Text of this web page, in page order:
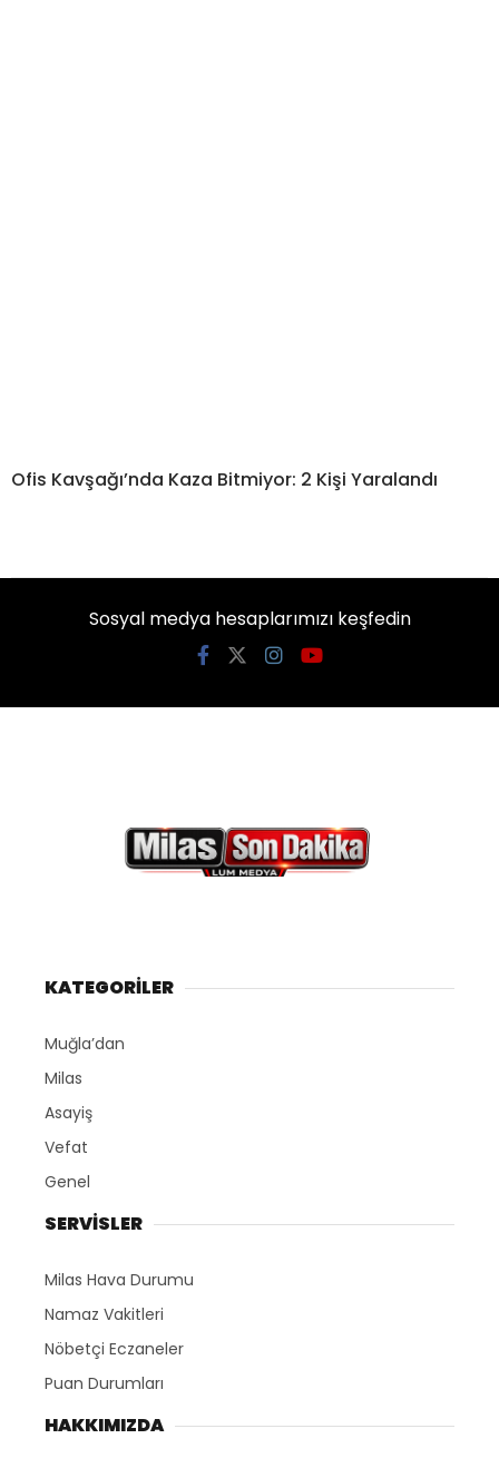
Ofis Kavşağı’nda Kaza Bitmiyor: 2 Kişi Yaralandı
Sosyal medya hesaplarımızı keşfedin
KATEGORİLER
Muğla’dan
Milas
Asayiş
Vefat
Genel
SERVİSLER
Milas Hava Durumu
Namaz Vakitleri
Nöbetçi Eczaneler
Puan Durumları
HAKKIMIZDA